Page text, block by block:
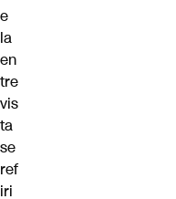
e
la
en
tre
vis
ta
se
ref
iri